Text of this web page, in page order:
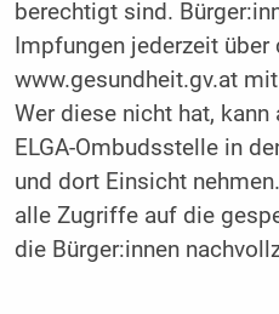
berechtigt sind.
Impfungen jederzeit über
www.gesundheit.gv.at
Wer diese nicht hat,
ELGA-Ombudsstelle in
und dort Einsicht
alle Zugriffe auf die
die Bürger:innen